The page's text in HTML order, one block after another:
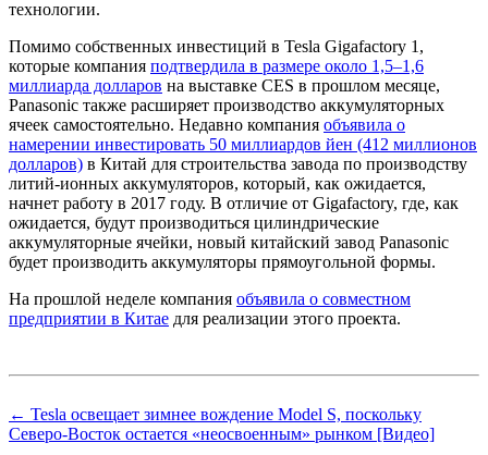
технологии.
Помимо собственных инвестиций в Tesla Gigafactory 1,
которые компания подтвердила в размере около 1,5–1,6
миллиарда долларов на выставке CES в прошлом месяце,
Panasonic также расширяет производство аккумуляторных
ячеек самостоятельно. Недавно компания объявила о
намерении инвестировать 50 миллиардов йен (412 миллионов
долларов) в Китай для строительства завода по производству
литий-ионных аккумуляторов, который, как ожидается,
начнет работу в 2017 году. В отличие от Gigafactory, где, как
ожидается, будут производиться цилиндрические
аккумуляторные ячейки, новый китайский завод Panasonic
будет производить аккумуляторы прямоугольной формы.
На прошлой неделе компания объявила о совместном
предприятии в Китае для реализации этого проекта.
← Tesla освещает зимнее вождение Model S, поскольку
Северо-Восток остается «неосвоенным» рынком [Видео]